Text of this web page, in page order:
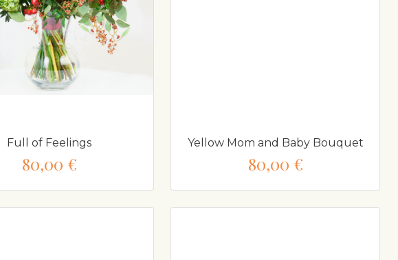
Full of Feelings
80,00 €
Yellow Mom and Baby Bouquet
80,00 €